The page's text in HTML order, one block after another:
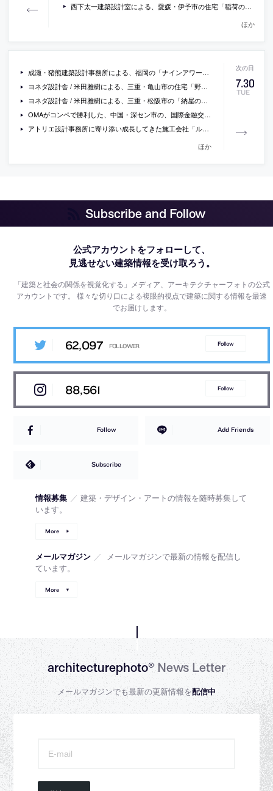
西下太一建築設計室による、愛媛・伊予市の住宅「稲荷の家」
ほか
7.30
TUE
成瀬・猪熊建築設計事務所による、福岡の「ナインアワーズ中洲川端駅」の内覧会が開催
ヨネダ設計舎 / 米田雅樹による、三重・亀山市の住宅「野原の家」
ヨネダ設計舎 / 米田雅樹による、三重・松阪市の「納屋の美容室」
OMAがコンペで勝利した、中国・深セン市の、国際金融交流センターの画像
アトリエ設計事務所に寄り添い成長してきた施工会社「ルーヴィス」が、新規案件の相談を募集中
ほか
Subscribe and Follow
公式アカウントをフォローして、
見逃せない建築情報を受け取ろう。
「建築と社会の関係を視覚化する」メディア、アーキテクチャーフォトの公式
アカウントです。様々な切り口による複眼的視点で建築に関する情報を最速
でお届けします。
62,097 Follow
88,561 Follow
Follow Add Friends
Subscribe
情報募集 ／ 建築・デザイン・アートの情報を随時募集して
います。
More
メールマガジン ／
メールマガジンで最新の情報を配信し
ています。
More
architecturephoto®News Letter
メールマガジンでも最新の更新情報を配信中